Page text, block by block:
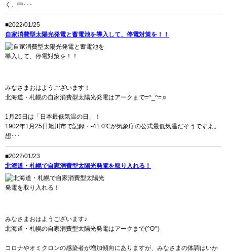
く、中･･･
■2022/01/25
自家消費型太陽光発電と蓄電池を導入して、停電対策を！！
みなさまおはようございます！
北海道・札幌の自家消費型太陽光発電はアークまで=^_^=♬
1月25日は「日本最低気温の日」！
1902年1月25日旭川市で記録・-41.0℃が気象庁の公式最低気温だそうですよ。
想･･･
■2022/01/23
北海道・札幌で自家消費型太陽光発電を取り入れる！
みなさまおはようございます♪
北海道・札幌の自家消費型太陽光発電はアークまで(^O^)
コロナやオミクロンの感染者が増加傾向にありますが、みなさまの体調はいか